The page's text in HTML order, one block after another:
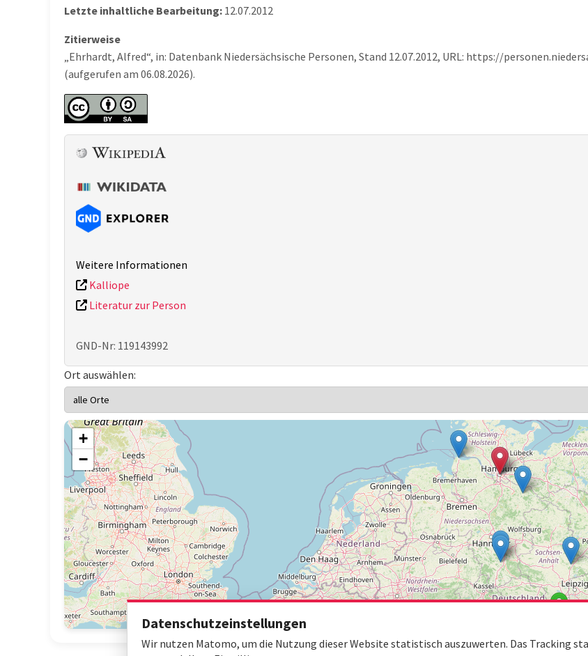
Letzte inhaltliche Bearbeitung: 12.07.2012
Zitierweise
„Ehrhardt, Alfred“, in: Datenbank Niedersächsische Personen, Stand 12.07.2012, URL: https://
(aufgerufen am 06.08.2026).
Weitere Informationen
Kalliope
Literatur zur Person
GND-Nr: 119143992
Ort auswählen:
+
−
Datenschutzeinstellungen
Wir nutzen Matomo, um die Nutzung dieser Website statistisch auszuwerten. Das Tracking